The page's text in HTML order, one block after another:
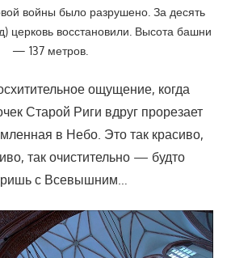
войны было разрушено. За десять
церковь восстановили. Высота башни
— 137 метров.
ощущение, когда
Старой Риги вдруг прорезает
в Небо. Это так красиво,
так очистительно — будто
с Всевышним…